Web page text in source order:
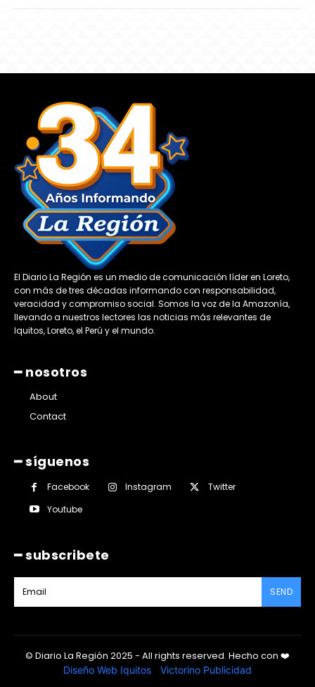
El Diario La Región es un medio de comunicación líder en Loreto,
con más de tres décadas informando con responsabilidad,
veracidad y compromiso social. Somos la voz de la Amazonía,
llevando a nuestros lectores las noticias más relevantes de
Iquitos, Loreto, el Perú y el mundo.
━ nosotros
About
Contact
━ síguenos
Facebook Instagram
Twitter
Youtube
━ subscribete
SEND
© Diario La Región 2025 - All rights reserved. Hecho con ❤️
Diseño Web Iquitos Victorino Publicidad